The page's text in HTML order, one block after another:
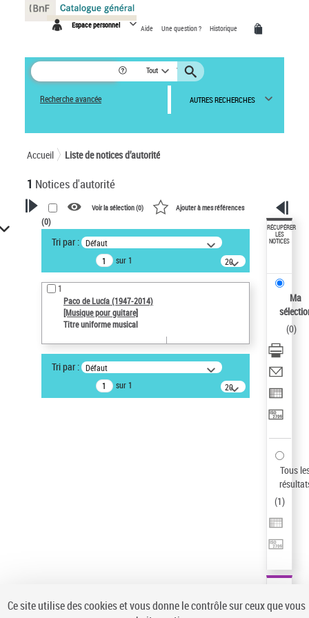
Espace personnel Aide Une question ? Historique
Tout
Recherche avancée AUTRES RECHERCHES
Accueil Liste de notices d’autorité
1 Notices d'autorité
VOTRE RECHERCHE
Recherche avancée dans les
notices d’autorité
Œuvres liées à l'auteur :
Paco de Lucía (1947-2014)
Type de notice d'autorité
Statut de la notice d’autorité
Notice élémentaire
Sauvegarder votre recherche
Voir la sélection (0) Ajouter à mes références
(0)
Tri par : Défaut
sur 1
20
résultats/page
1
Paco de Lucía (1947-2014)
[Musique pour guitare]
Titre uniforme musical
Tri par : Défaut
sur 1
20
résultats/page
RÉCUPÉRER
LES
NOTICES
Ma
(0)
Tous
(1)
Panneau de gestion des cookies
Ce site utilise des cookies et vous donne le contrôle sur ceux que vous